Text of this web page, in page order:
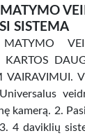
SISTEMA
VAIRAVIMUI.
kamerą. 2.
4 daviklių